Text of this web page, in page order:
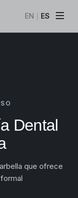
EN ES
Dental
que ofrece